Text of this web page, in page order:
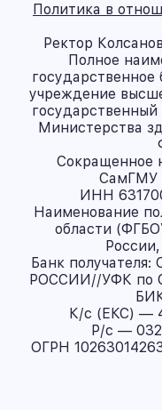
Политика в
Ректор
Полное
учреждение
Министерства
Сокращенное
СамГМУ
ИНН
Наименование
области
Банк
РОССИИ//УФК по
К/с (ЕКС) —
Р/с —
ОГРН